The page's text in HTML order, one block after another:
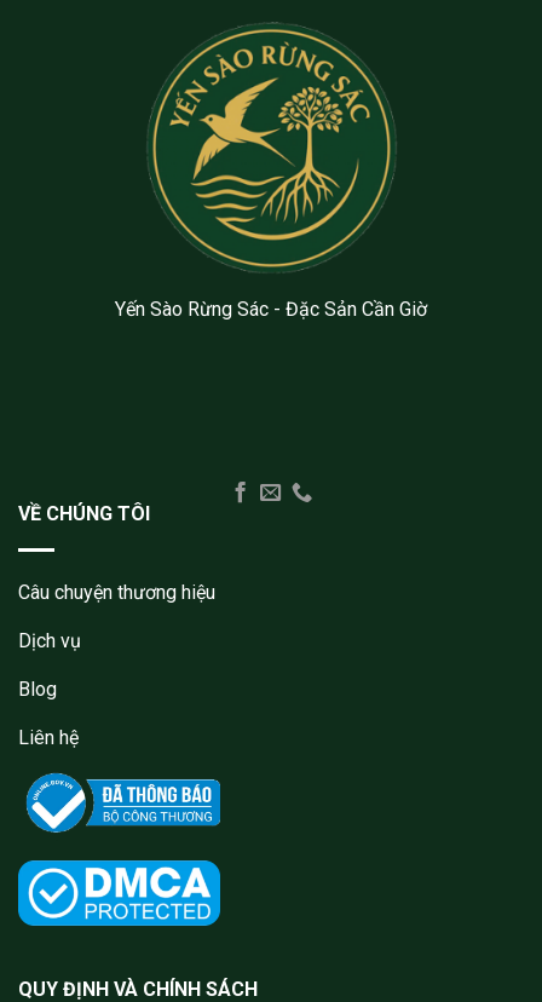
Yến Sào Rừng Sác - Đặc Sản Cần Giờ
VỀ CHÚNG TÔI
Câu chuyện thương hiệu
Dịch vụ
Blog
Liên hệ
QUY ĐỊNH VÀ CHÍNH SÁCH